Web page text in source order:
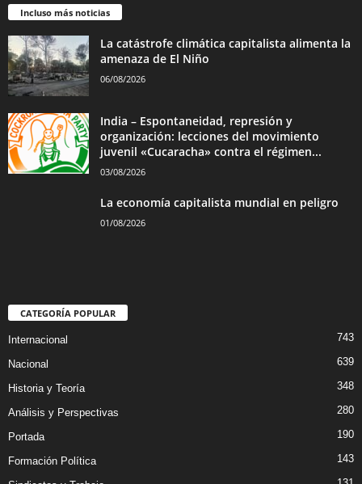
Incluso más noticias
La catástrofe climática capitalista alimenta la
amenaza de El Niño
06/08/2026
India – Espontaneidad, represión y
organización: lecciones del movimiento
juvenil «Cucaracha» contra el régimen...
03/08/2026
La economía capitalista mundial en peligro
01/08/2026
CATEGORÍA POPULAR
Internacional 743
Nacional 639
Historia y Teoría 348
Análisis y Perspectivas 280
Portada 190
Formación Política 143